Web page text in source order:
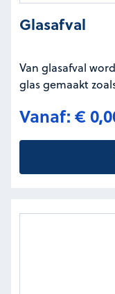
Glasafval
Van glasafval
glas gemaakt
Vanaf: €